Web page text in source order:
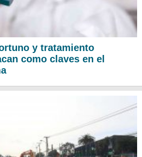
y tratamiento
como claves en el